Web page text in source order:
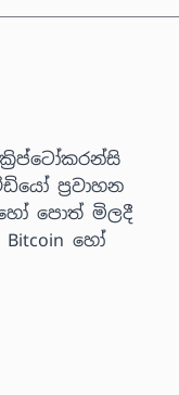
ක්‍රිප්ටෝකරන්සි
ප්‍රවාහන
පොත් මිලදී
හෝ